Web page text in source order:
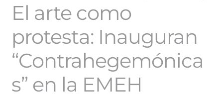
El arte como
protesta: Inauguran
“Contrahegemónica
s” en la EMEH